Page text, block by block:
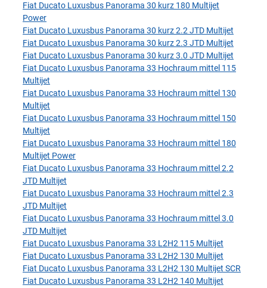
Fiat Ducato Luxusbus Panorama 30 kurz 180 Multijet
Power
Fiat Ducato Luxusbus Panorama 30 kurz 2.2 JTD Multijet
Fiat Ducato Luxusbus Panorama 30 kurz 2.3 JTD Multijet
Fiat Ducato Luxusbus Panorama 30 kurz 3.0 JTD Multijet
Fiat Ducato Luxusbus Panorama 33 Hochraum mittel 115
Multijet
Fiat Ducato Luxusbus Panorama 33 Hochraum mittel 130
Multijet
Fiat Ducato Luxusbus Panorama 33 Hochraum mittel 150
Multijet
Fiat Ducato Luxusbus Panorama 33 Hochraum mittel 180
Multijet Power
Fiat Ducato Luxusbus Panorama 33 Hochraum mittel 2.2
JTD Multijet
Fiat Ducato Luxusbus Panorama 33 Hochraum mittel 2.3
JTD Multijet
Fiat Ducato Luxusbus Panorama 33 Hochraum mittel 3.0
JTD Multijet
Fiat Ducato Luxusbus Panorama 33 L2H2 115 Multijet
Fiat Ducato Luxusbus Panorama 33 L2H2 130 Multijet
Fiat Ducato Luxusbus Panorama 33 L2H2 130 Multijet SCR
Fiat Ducato Luxusbus Panorama 33 L2H2 140 Multijet